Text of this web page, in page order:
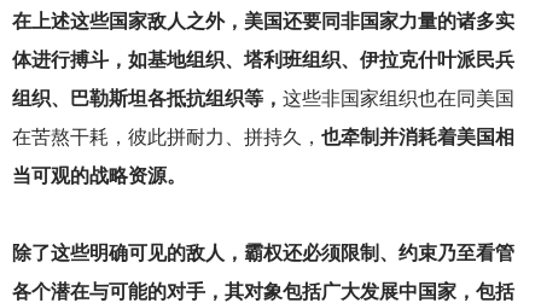
在上述这些国家敌人之外，美国还要同非国家力量的诸多实
体进行搏斗，如基地组织、塔利班组织、伊拉克什叶派民兵
组织、巴勒斯坦各抵抗组织等， 这些非国家组织也在同美国
在苦熬干耗，彼此拼耐力、拼持久， 也牵制并消耗着美国相
当可观的战略资源。
除了这些明确可见的敌人，霸权还必须限制、约束乃至看管
各个潜在与可能的对手，其对象包括广大发展中国家，包括